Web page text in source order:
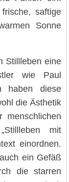
saftige
Sonne
Stillleben eine
wie Paul
haben diese
die Ästhetik
mit
einordnen.
ein Gefäß
die starren